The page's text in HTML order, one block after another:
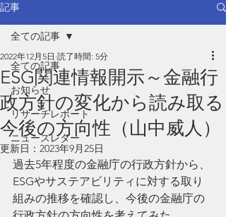
記事
全ての記事
お知らせ
リサーチレポート
ニュースレター
全ての記事
ESG関連情報開示～金融行
政方針の変化から読み取る
今後の方向性​（山中威人）
2022年12月5日 読了時間: 5分
更新日： 2023年9月25日
過去5年程度の金融庁の行政方針から、
ESGやサステアビリティに対する取り
組みの推移を確認し、今後の金融庁の